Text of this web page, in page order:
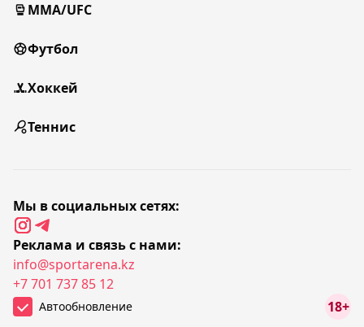
MMA/UFC
Футбол
Хоккей
Теннис
Мы в социальных сетях:
Реклама и связь с нами:
info@sportarena.kz
+7 701 737 85 12
Автообновление 18+